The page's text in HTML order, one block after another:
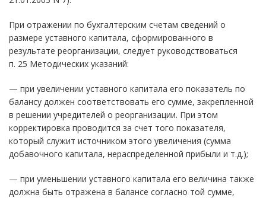
При отражении по бухгалтерским счетам сведений о
размере уставного капитала, сформированного в
результате реорганизации, следует руководствоваться
п. 25 Методических указаний:
— при увеличении уставного капитала его показатель по
балансу должен соответствовать его сумме, закрепленной
в решении учредителей о реорганизации. При этом
корректировка проводится за счет того показателя,
который служит источником этого увеличения (сумма
добавочного капитала, нераспределенной прибыли и т.д.);
— при уменьшении уставного капитала его величина также
должна быть отражена в балансе согласно той сумме,